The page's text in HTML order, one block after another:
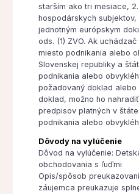
starším ako tri mesiace,
hospodárskych
jednotným európskym
ods. (1) ZVO. Ak
miesto podnikania alebo
Slovenskej republiky a
podnikania alebo
požadovaný doklad
doklad, možno ho
predpisov platných v
podnikania alebo
Dôvody na vylúčenie
Dôvod na vylúčenie:
obchodovania s ľuďmi
Opis/spôsob
záujemca preukazuje